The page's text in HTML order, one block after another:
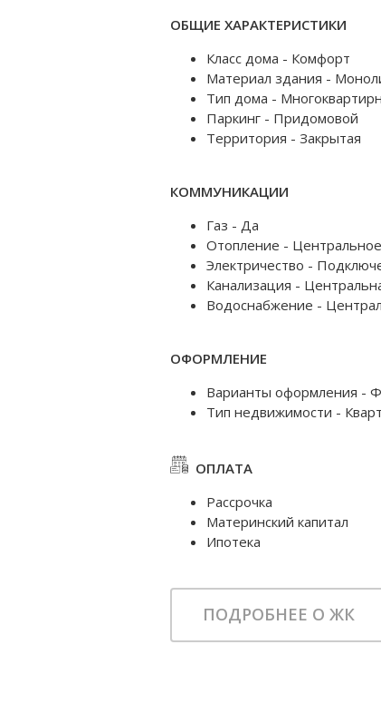
ОБЩИЕ ХАРАКТЕРИСТИКИ
Класс дома - Комфорт
Материал здания -
Тип дома -
Паркинг - Придомовой
Территория - Закрытая
КОММУНИКАЦИИ
Газ - Да
Отопление - Центральное
Электричество -
Канализация -
Водоснабжение -
ОФОРМЛЕНИЕ
Варианты оформления -
Тип недвижимости -
ОПЛАТА
Рассрочка
Материнский капитал
Ипотека
ПОДРОБНЕЕ О ЖК